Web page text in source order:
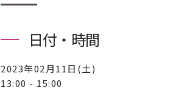
日付・時間
2023年02月11日(土)
13:00 - 15:00